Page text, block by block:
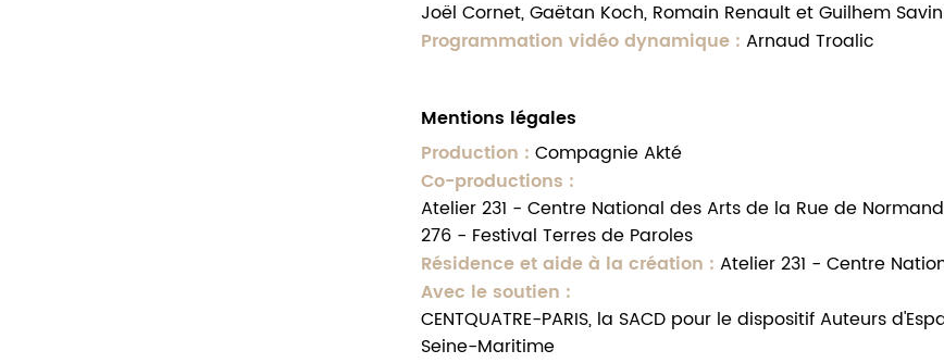
Joël Cornet, Gaëtan Koch, Romain Renault et Guilhem Savin
Programmation vidéo dynamique : Arnaud Troalic
Mentions légales
Production : Compagnie Akté
Co-productions :
Atelier 231 - Centre National des Arts de la Rue de
276 - Festival Terres de Paroles
Résidence et aide à la création : Atelier 231 - Centre
Avec le soutien :
CENTQUATRE-PARIS, la SACD pour le dispositif Auteurs
Seine-Maritime